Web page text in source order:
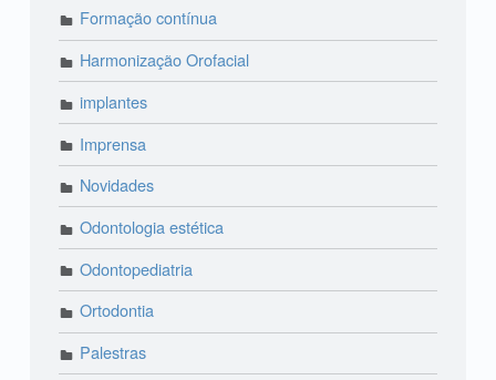
Formação contínua
Harmonização Orofacial
implantes
Imprensa
Novidades
Odontologia estética
Odontopediatria
Ortodontia
Palestras